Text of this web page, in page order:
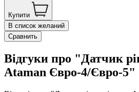
Купити
В список желаний
Сравнить
Відгуки про "Датчик
Ataman Євро-4/Євро-5"